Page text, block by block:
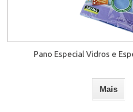
Pano Especial Vidros e
Mais